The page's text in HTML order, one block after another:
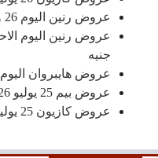
عروض رنين اليوم 26 و 27 يوليو 2026 أدوات منزلية
جنيه
عروض هايبروان اليوم 25 يوليو – 5 اغسطس 2026
عروض بيم 25 يوليو 2026
عروض كازيون 25 يوليو 2026